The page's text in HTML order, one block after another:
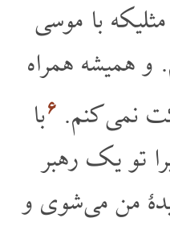
با موسی
و همیشه همراه
نمی کنم. ۶با
تو یک رهبر
من می شوی و